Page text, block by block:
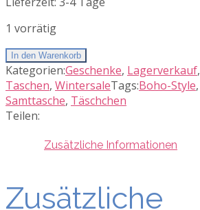
1 vorrätig
In den Warenkorb
Kategorien:Geschenke, Lagerverkauf,
Taschen, WintersaleTags:Boho-Style,
Samttasche, Täschchen
Teilen:
Zusätzliche Informationen
Zusätzliche